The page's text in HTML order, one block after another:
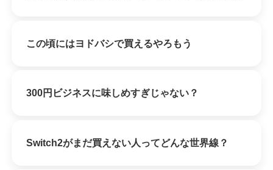
この頃にはヨドバシで買えるやろもう
300円ビジネスに味しめすぎじゃない？
Switch2がまだ買えない人ってどんな世界線？